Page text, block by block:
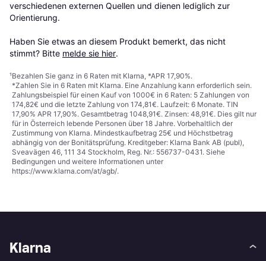
verschiedenen externen Quellen und dienen lediglich zur
Orientierung.
Haben Sie etwas an diesem Produkt bemerkt, das nicht
stimmt? Bitte melde sie hier.
¹Bezahlen Sie ganz in 6 Raten mit Klarna, *APR 17,90%.
*Zahlen Sie in 6 Raten mit Klarna. Eine Anzahlung kann erforderlich sein.
Zahlungsbeispiel für einen Kauf von 1000€ in 6 Raten: 5 Zahlungen von
174,82€ und die letzte Zahlung von 174,81€. Laufzeit: 6 Monate. TIN
17,90% APR 17,90%. Gesamtbetrag 1048,91€. Zinsen: 48,91€. Dies gilt nur
für in Österreich lebende Personen über 18 Jahre. Vorbehaltlich der
Zustimmung von Klarna. Mindestkaufbetrag 25€ und Höchstbetrag
abhängig von der Bonitätsprüfung. Kreditgeber: Klarna Bank AB (publ),
Sveavägen 46, 111 34 Stockholm, Reg. Nr.: 556737-0431. Siehe
Bedingungen und weitere Informationen unter
https://www.klarna.com/at/agb/.
Klarna